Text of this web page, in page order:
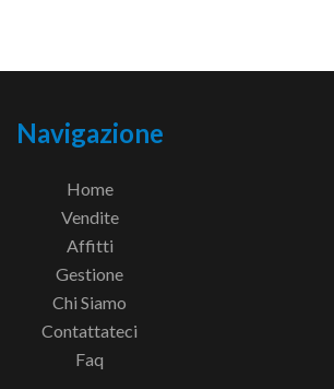
Navigazione
Home
Vendite
Affitti
Gestione
Chi Siamo
Contattateci
Faq